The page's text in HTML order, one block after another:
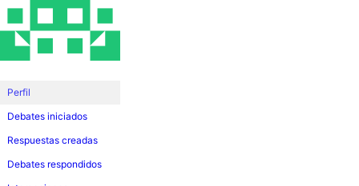
Perfil
Debates iniciados
Respuestas creadas
Debates respondidos